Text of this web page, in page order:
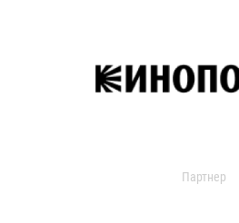
Партнер